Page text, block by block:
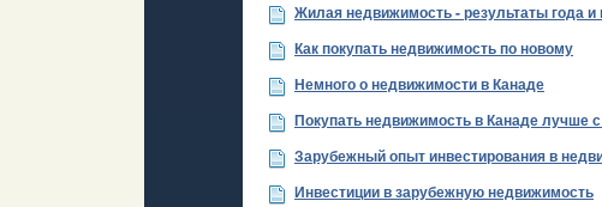
Жилая недвижимость - результаты года
Как покупать недвижимость по новому
Немного о недвижимости в Канаде
Покупать недвижимость в Канаде лучше
Зарубежный опыт инвестирования в
Инвестиции в зарубежную недвижимость